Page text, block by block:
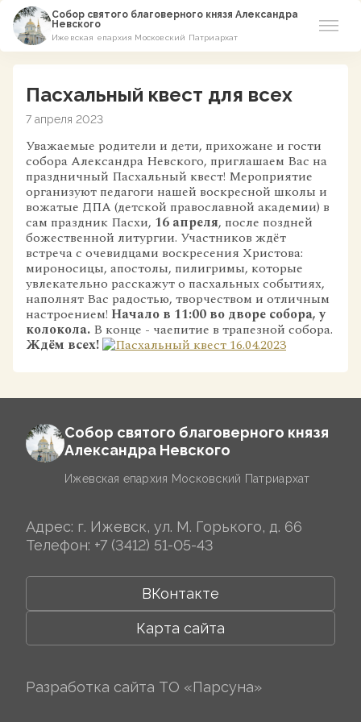
Собор святого благоверного князя Александра
Невского
Ижевская епархия Московский Патриархат
Азы Православия
Виртуальный музей
Пожертвование
Контакты
Пасхальный квест для всех
7 апреля 2023
Уважаемые родители и дети, прихожане и гости
собора Александра Невского, приглашаем Вас на
праздничный Пасхальный квест! Мероприятие
организуют педагоги нашей воскресной школы и
вожатые ДПА (детской православной академии) в
сам праздник Пасхи, 16 апреля, после поздней
божественной литургии. Участников ждёт
встреча с очевидцами воскресения Христова:
мироносицы, апостолы, пилигримы, которые
увлекательно расскажут о пасхальных событиях,
наполнят Вас радостью, творчеством и отличным
настроением! Начало в 11:00 во дворе собора, у
колокола. В конце - чаепитие в трапезной собора.
Ждём всех!
Собор святого благоверного князя
Александра Невского
Ижевская епархия Московский Патриархат
Адрес: г. Ижевск, ул. М. Горького, д. 66
Телефон: +7 (3412) 51-05-43
ВКонтакте
Карта сайта
Разработка сайта ТО «Парсуна»